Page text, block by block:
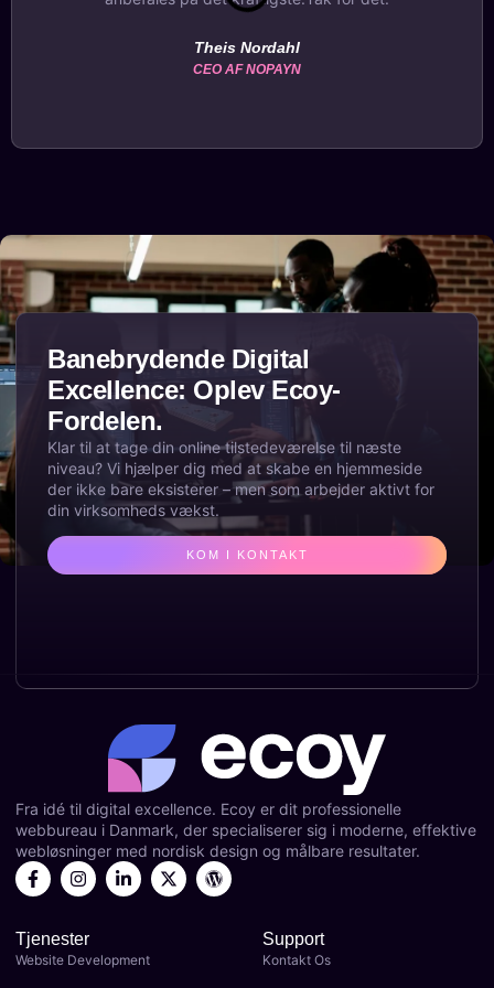
Theis Nordahl
CEO AF NOPAYN
Banebrydende Digital
Excellence: Oplev Ecoy-
Fordelen.
Klar til at tage din online tilstedeværelse til næste
niveau? Vi hjælper dig med at skabe en hjemmeside
der ikke bare eksisterer – men som arbejder aktivt for
din virksomheds vækst.
KOM I KONTAKT
Fra idé til digital excellence. Ecoy er dit professionelle
webbureau i Danmark, der specialiserer sig i moderne, effektive
webløsninger med nordisk design og målbare resultater.
Tjenester
Website Development
Support
Kontakt Os